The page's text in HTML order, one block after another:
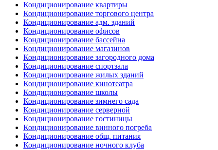
Кондиционирование квартиры
Кондиционирование торгового центра
Кондиционирование адм. зданий
Кондиционирование офисов
Кондиционирование бассейна
Кондиционирование магазинов
Кондиционирование загородного дома
Кондиционирование спортзала
Кондиционирование жилых зданий
Кондиционирование кинотеатра
Кондиционирование школы
Кондиционирование зимнего сада
Кондиционирование серверной
Кондиционирование гостиницы
Кондиционирование винного погреба
Кондиционирование общ. питания
Кондиционирование ночного клуба